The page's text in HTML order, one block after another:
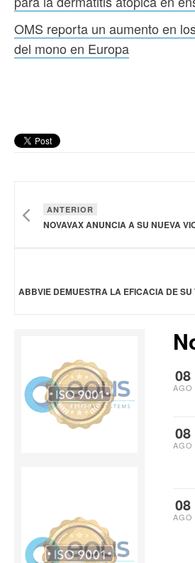
OMS reporta un aumento en
del mono en Europa
ANTERIOR
08
AGO
08
AGO
08
AGO